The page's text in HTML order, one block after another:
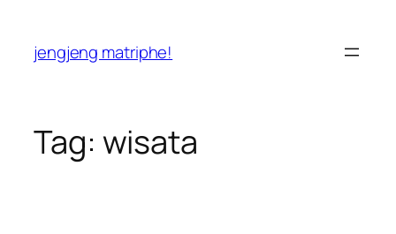
content
jengjeng matriphe!
Tag: wisata